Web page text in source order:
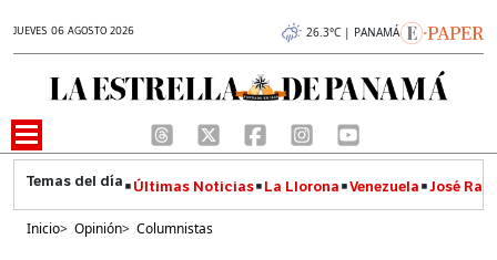
JUEVES 06 AGOSTO 2026 26.3°C | PANAMÁ
Últimas Noticias La Llorona Venezuela José
Inicio> Opinión> Columnistas